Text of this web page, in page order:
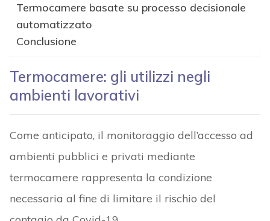
Termocamere basate su processo decisionale
automatizzato
Conclusione
Termocamere: gli utilizzi negli
ambienti lavorativi
Come anticipato, il monitoraggio dell’accesso ad
ambienti pubblici e privati mediante
termocamere rappresenta la condizione
necessaria al fine di limitare il rischio del